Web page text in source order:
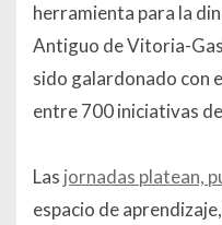
herramienta para la
Antiguo de Vitoria-
sido galardonado con
entre 700 iniciativas
Las jornadas platean,
espacio de